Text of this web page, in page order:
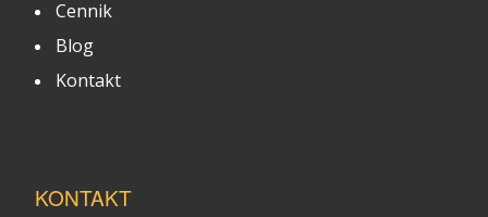
Cennik
Blog
Kontakt
KONTAKT